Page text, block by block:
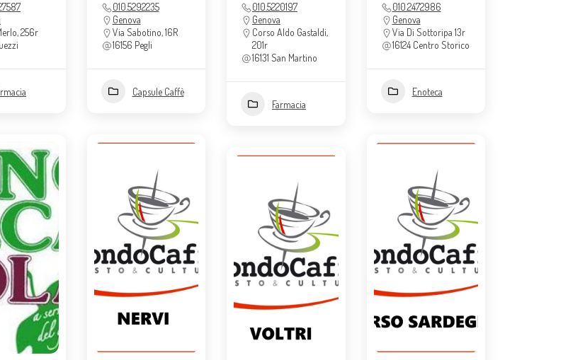
256r
010.5292235
Genova
Via Sabotino, 16R
16156 Pegli
Capsule Caffè
010.5220197
Genova
Corso Aldo Gastaldi,
201r
16131 San Martino
Farmacia
010.2472986
Genova
Via Di Sottoripa 13r
16124 Centro Storico
Enoteca